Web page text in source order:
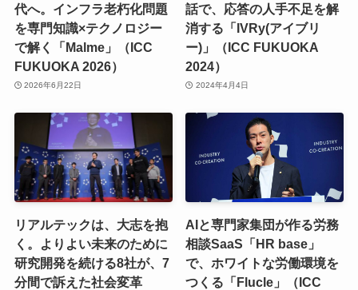
代へ。インフラ老朽化問題
を専門知識×テクノロジー
で解く「Malme」（ICC
FUKUOKA 2026）
2026年6月22日
話で、応答の人手不足を解
消する「IVRy(アイブリ
ー)」（ICC FUKUOKA
2024）
2024年4月4日
リアルテックは、大志を抱
く。よりよい未来のために
研究開発を続ける8社が、7
分間で訴えた社会変革
AIと専門家集団が作る労務
相談SaaS「HR base」
で、ホワイトな労働環境を
つくる「Flucle」（ICC